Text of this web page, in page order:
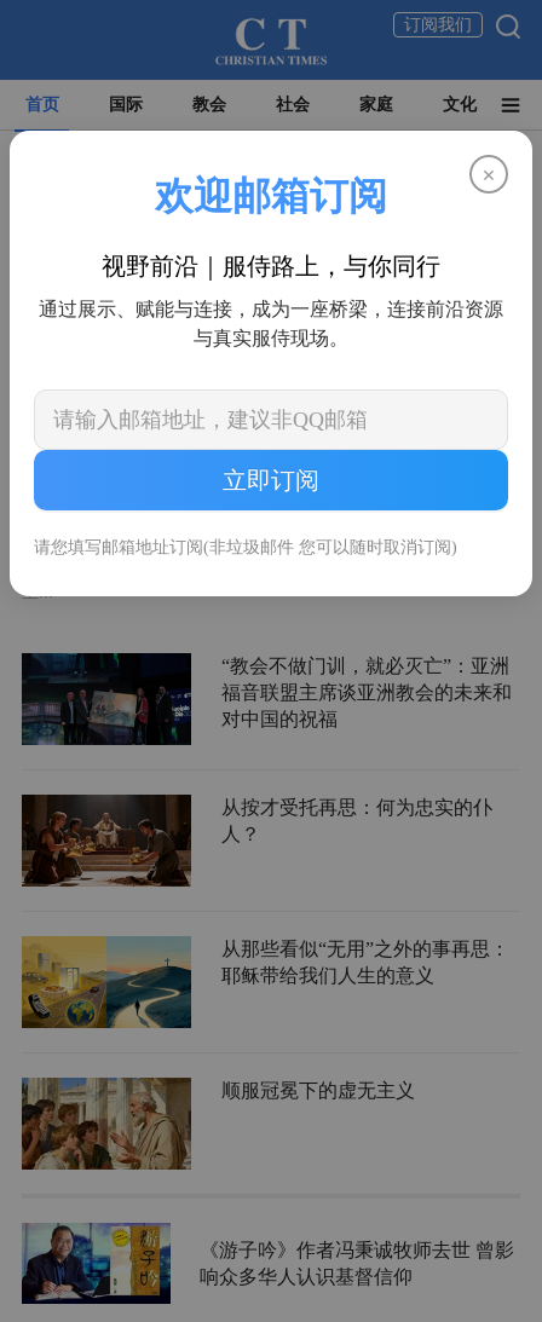
订阅我们
首页 国际 教会 社会 家庭 文化
世界华人基督教联盟总干事陈业伟牧师：
需要更清晰地向中国教会介绍福音派
在全球局势日益复杂、华人教会分布遍及世界各地的今天，如何跨
重...
“教会不做门训，就必灭亡”：亚洲
福音联盟主席谈亚洲教会的未来和
对中国的祝福
从按才受托再思：何为忠实的仆
人？
从那些看似“无用”之外的事再思：
耶稣带给我们人生的意义
顺服冠冕下的虚无主义
《游子吟》作者冯秉诚牧师去世 曾影
响众多华人认识基督信仰
×
欢迎邮箱订阅
视野前沿｜服侍路上，与你同行
通过展示、赋能与连接，成为一座桥梁，连接前沿资源
与真实服侍现场。
立即订阅
请您填写邮箱地址订阅(非垃圾邮件 您可以随时取消订阅)